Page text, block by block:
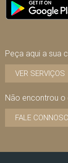
Peça aqui a sua
VER SERVIÇOS
Não encontrou o
FALE